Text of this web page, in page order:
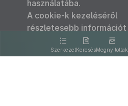
SzerkezetKeresésMegnyitottak
használatába.
A cookie-k kezeléséről
részletesebb információt
kattintva olvashat.